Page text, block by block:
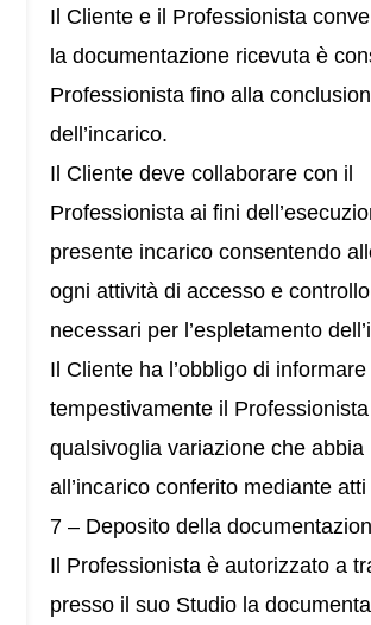
Il Cliente e il Professionista
la documentazione ricevuta è
Professionista fino alla
dell’incarico.
Il Cliente deve collaborare con il
Professionista ai fini
presente incarico consentendo
ogni attività di accesso e
necessari per l’espletamento
Il Cliente ha l’obbligo di informare
tempestivamente il
qualsivoglia variazione che abbia
all’incarico conferito mediante
7 – Deposito della
Il Professionista è autorizzato a
presso il suo Studio la